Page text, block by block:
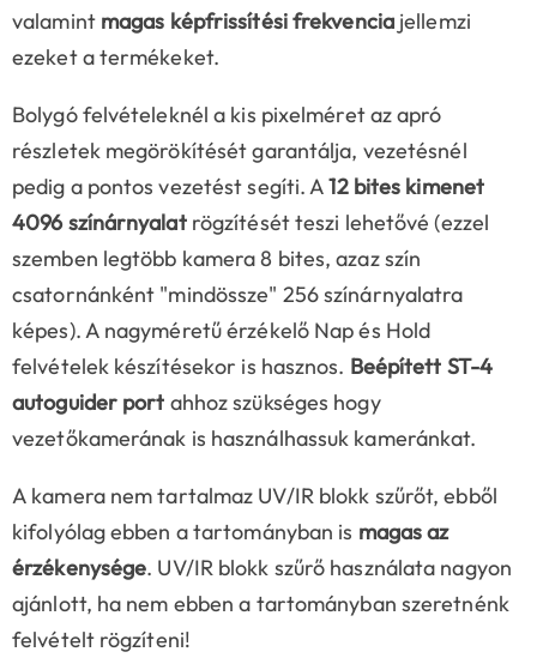
valamint magas képfrissítési frekvenciajellemzi
ezeket a termékeket.
Bolygó felvételeknél a kis pixelméret az apró
részletek megörökítését garantálja, vezetésnél
pedig a pontos vezetést segíti. A12 bites kimenet
4096 színárnyalatrögzítését teszi lehetővé (ezzel
szemben legtöbb kamera 8 bites, azaz szín
csatornánként "mindössze" 256 színárnyalatra
képes). A nagyméretű érzékelő Nap és Hold
felvételek készítésekor is hasznos. Beépített ST-4
autoguider port ahhoz szükséges hogy
vezetőkamerának is használhassuk kameránkat.
A kamera nem tartalmaz UV/IR blokk szűrőt, ebből
kifolyólag ebben a tartományban is magas az
érzékenysége. UV/IR blokk szűrő használata nagyon
ajánlott, ha nem ebben a tartományban szeretnénk
felvételt rögzíteni!